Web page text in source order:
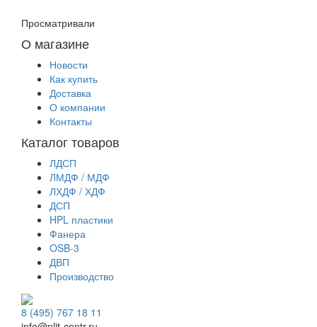
Просматривали
О магазине
Новости
Как купить
Доставка
О компании
Контакты
Каталог товаров
ЛДСП
ЛМДФ / МДФ
ЛХДФ / ХДФ
ДСП
HPL пластики
Фанера
OSB-3
ДВП
Производство
8 (495) 767 18 11